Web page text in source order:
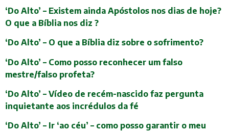
‘Do Alto’ – Existem ainda Apóstolos nos dias de hoje?
O que a Bíblia nos diz ?
‘Do Alto’ – O que a Bíblia diz sobre o sofrimento?
‘Do Alto’ – Como posso reconhecer um falso
mestre/falso profeta?
‘Do Alto’ – Vídeo de recém-nascido faz pergunta
inquietante aos incrédulos da fé
‘Do Alto’ – Ir ‘ao céu’ – como posso garantir o meu